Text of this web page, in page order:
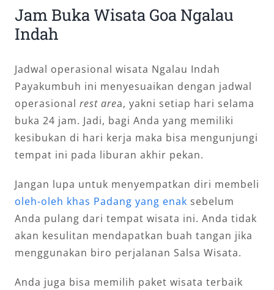
Jam Buka Wisata Goa Ngalau
Indah
Jadwal operasional wisata Ngalau Indah
Payakumbuh ini menyesuaikan dengan jadwal
operasional rest area, yakni setiap hari selama
buka 24 jam. Jadi, bagi Anda yang memiliki
kesibukan di hari kerja maka bisa mengunjungi
tempat ini pada liburan akhir pekan.
Jangan lupa untuk menyempatkan diri membeli
oleh-oleh khas Padang yang enak sebelum
Anda pulang dari tempat wisata ini. Anda tidak
akan kesulitan mendapatkan buah tangan jika
menggunakan biro perjalanan Salsa Wisata.
Anda juga bisa memilih paket wisata terbaik